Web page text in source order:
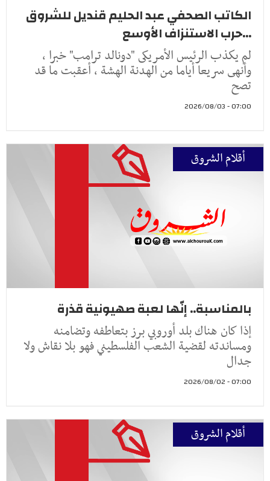
الكاتب الصحفي عبد الحليم قنديل للشروق
...حرب الاستنزاف الأوسع
لم يكذب الرئيس الأمريكى "دونالد ترامب" خبرا ،
وأنهى سريعا أياما من الهدنة الهشة ، أعقبت ما قد
تصح
07:00 - 2026/08/03
أقلام الشروق
بالمناسبة.. إنّها لعبة صهيونية قذرة
إذا كان هناك بلد أوروبي برز بتعاطفه وتضامنه
ومساندته لقضية الشعب الفلسطيني فهو بلا نقاش ولا
جدال
07:00 - 2026/08/02
أقلام الشروق